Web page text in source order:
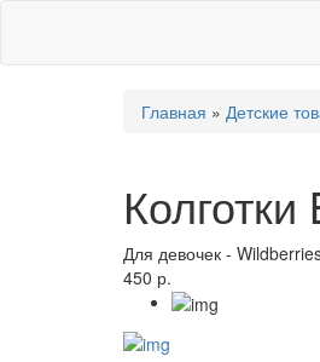
Главная » Детские
Для девочек -
450 р.